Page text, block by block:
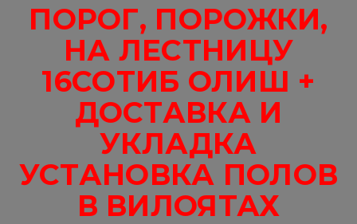
ПОРОГ, ПОРОЖКИ,
НА ЛЕСТНИЦУ
16СОТИБ ОЛИШ +
ДОСТАВКА И
УКЛАДКА
УСТАНОВКА ПОЛОВ
В ВИЛОЯТАХ